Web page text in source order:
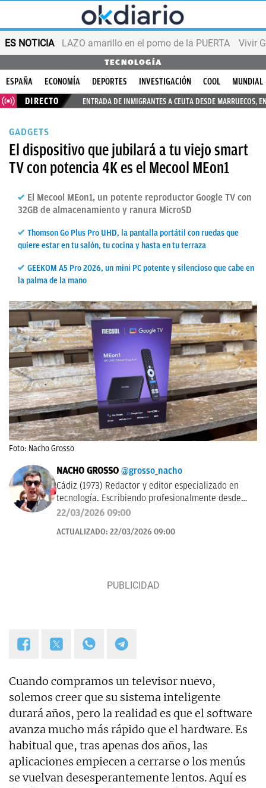
ES NOTICIA LAZO amarillo en el pomo de la PUERTA Vivir
TECNOLOGÍA
ESPAÑA ECONOMÍA DEPORTES INVESTIGACIÓN COOL
MUNDIAL
DIRECTO
ENTRADA DE INMIGRANTES A CEUTA DESDE MARRUECOS,
GADGETS
El dispositivo que jubilará a tu viejo smart
TV con potencia 4K es el Mecool MEon1
El Mecool MEon1, un potente reproductor Google TV con
32GB de almacenamiento y ranura MicroSD
Thomson Go Plus Pro UHD, la pantalla portátil con ruedas que
quiere estar en tu salón, tu cocina y hasta en tu terraza
GEEKOM A5 Pro 2026, un mini PC potente y silencioso que cabe en
la palma de la mano
Foto: Nacho Grosso
NACHO GROSSO @grosso_nacho
Cádiz (1973) Redactor y editor especializado en
tecnología. Escribiendo profesionalmente desde
2017 para medios de difusión y blogs en español.
22/03/2026 09:00
ACTUALIZADO: 22/03/2026 09:00
Cuando compramos un televisor nuevo,
solemos creer que su sistema inteligente
durará años, pero la realidad es que el software
avanza mucho más rápido que el hardware. Es
habitual que, tras apenas dos años, las
aplicaciones empiecen a cerrarse o los menús
se vuelvan desesperantemente lentos. Aquí es